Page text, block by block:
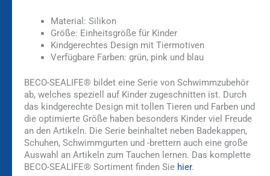
Material: Silikon
Größe: Einheitsgröße für Kinder
Kindgerechtes Design mit Tiermotiven
Verfügbare Farben: grün, pink und blau
BECO-SEALIFE® bildet eine Serie von Schwimmzubehör
ab, welches speziell auf Kinder zugeschnitten ist. Durch
das kindgerechte Design mit tollen Tieren und Farben und
die optimierte Größe haben besonders Kinder viel Freude
an den Artikeln. Die Serie beinhaltet neben Badekappen,
Schuhen, Schwimmgurten und -brettern auch eine große
Auswahl an Artikeln zum Tauchen lernen. Das komplette
BECO-SEALIFE® Sortiment finden Sie hier.